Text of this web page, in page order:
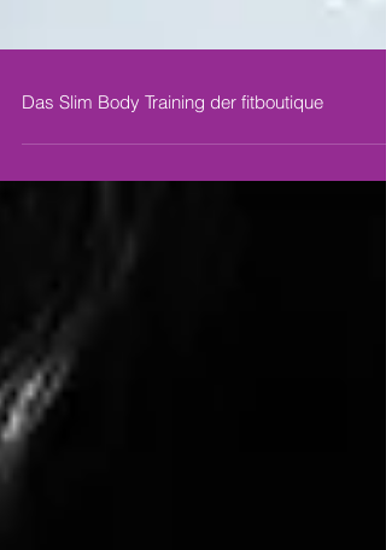
Das Slim Body Training der fitboutique